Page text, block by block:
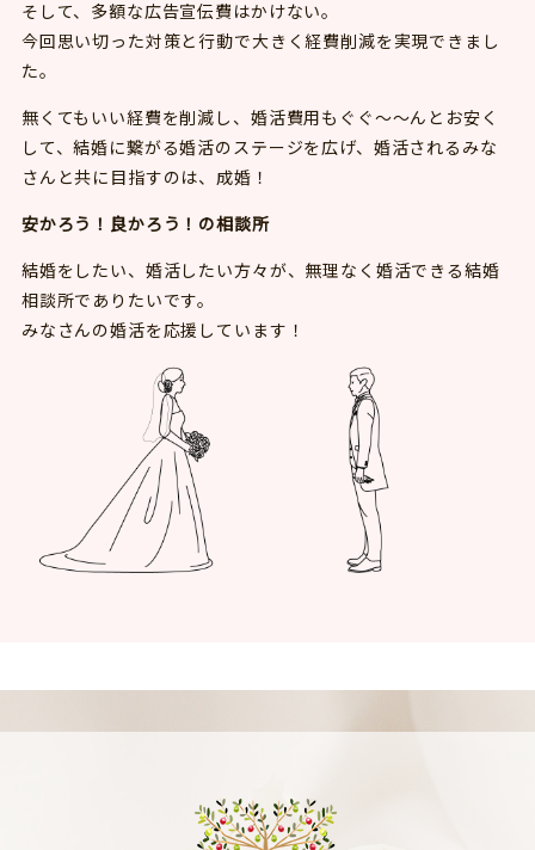
そして、多額な広告宣伝費はかけない。
今回思い切った対策と行動で大きく経費削減を実現できまし
た。
無くてもいい経費を削減し、婚活費用もぐぐ～～んとお安く
して、結婚に繋がる婚活のステージを広げ、婚活されるみな
さんと共に目指すのは、成婚！
安かろう！良かろう！の相談所
結婚をしたい、婚活したい方々が、無理なく婚活できる結婚
相談所でありたいです。
みなさんの婚活を応援しています！